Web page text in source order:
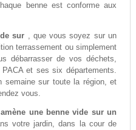
benne est conforme aux
sur , que vous soyez sur un
terrassement ou simplement
débarrasser de vos déchets,
et ses six départements.
semaine sur toute la région, et
vous.
une benne vide sur un
votre jardin, dans la cour de